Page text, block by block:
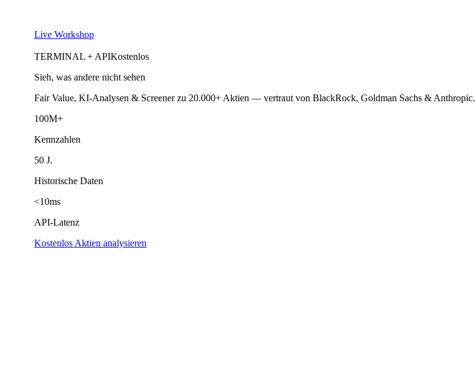
Live Workshop
TERMINAL + APIKostenlos
Sieh, was andere nicht sehen
Fair Value, KI-Analysen & Screener zu 20.000+ Aktien — vertraut von BlackRock, Goldman Sachs & Anthropic.
100M+
Kennzahlen
50 J.
Historische Daten
<10ms
API-Latenz
Kostenlos Aktien analysieren